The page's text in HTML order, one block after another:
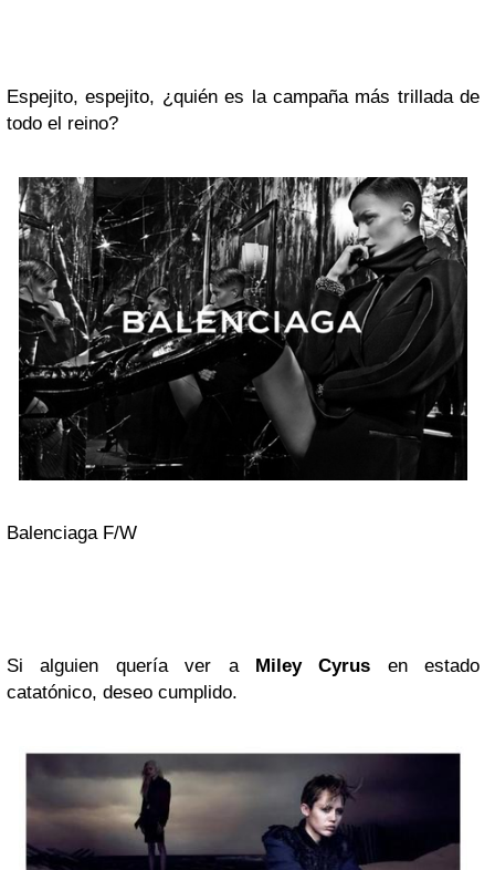
Espejito, espejito, ¿quién es la campaña más trillada de
todo el reino?
Balenciaga F/W
Si alguien quería ver a Miley Cyrus en estado
catatónico, deseo cumplido.